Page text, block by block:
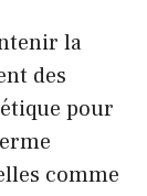
la
des
pour
comme